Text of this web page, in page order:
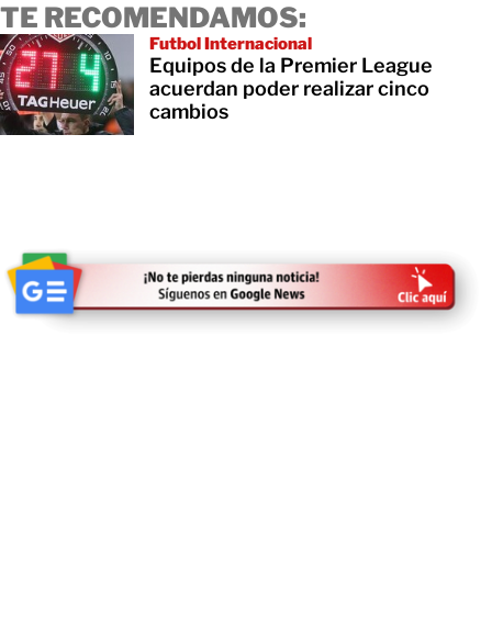
TE RECOMENDAMOS:
Futbol Internacional
Equipos de la Premier League
acuerdan poder realizar cinco
cambios